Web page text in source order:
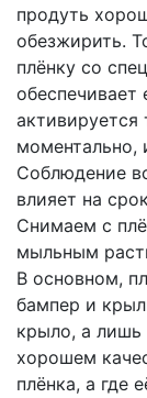
продуть
обезжирить.
плёнку со
обеспечивает
активируется
моментально,
Соблюдение
влияет на
Снимаем с
мыльным
В основном,
бампер и
крыло, а лишь
хорошем
плёнка, а где